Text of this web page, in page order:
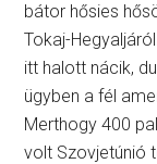
bátor hősies
Tokaj-
itt halott nácik,
ügyben a fél
Merthogy 400
volt Szovjetúnió